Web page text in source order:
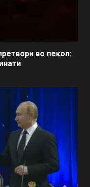
во пекол: